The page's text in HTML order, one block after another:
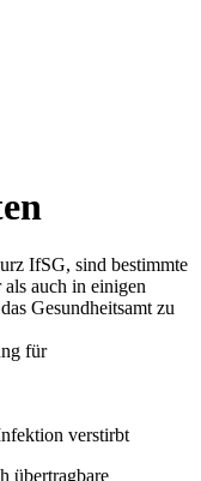
IfSG, sind bestimmte
auch in einigen
Gesundheitsamt zu
für
verstirbt
übertragbare